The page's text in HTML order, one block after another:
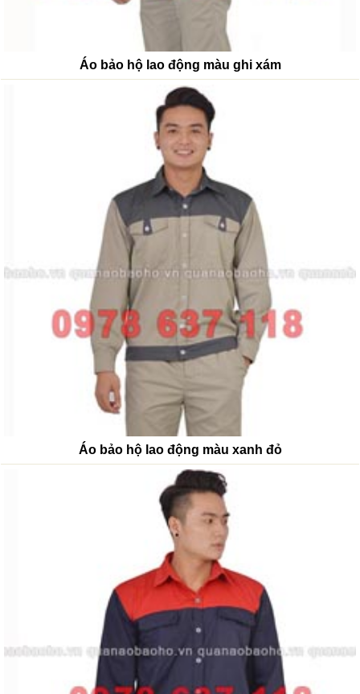
Áo bảo hộ lao động màu ghi xám
Áo bảo hộ lao động màu xanh đỏ